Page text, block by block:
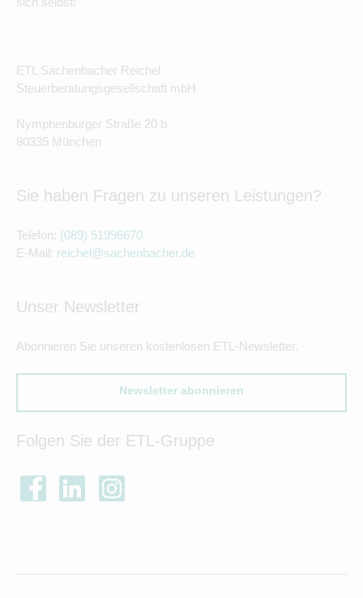
ETL Sachenbacher Reichel
Steuerberatungsgesellschaft mbH
Nymphenburger Straße 20 b
80335 München
Sie haben Fragen zu unseren Leistungen?
Telefon: (089) 51996670
E-Mail: reichel@sachenbacher.de
Unser Newsletter
Abonnieren Sie unseren kostenlosen ETL-Newsletter.
Newsletter abonnieren
Folgen Sie der ETL-Gruppe